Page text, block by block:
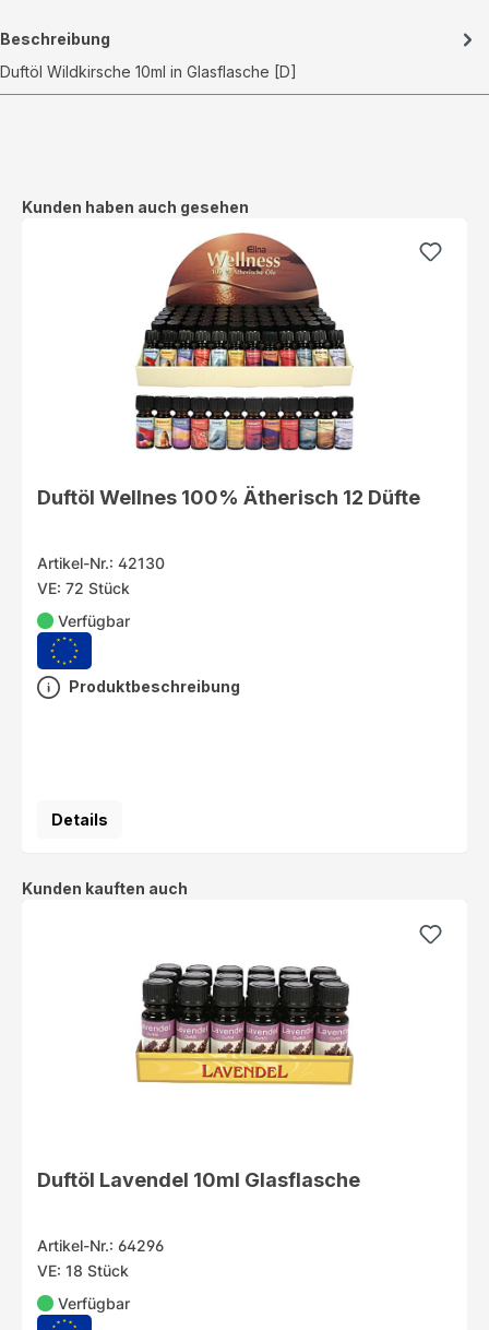
Beschreibung
Duftöl Wildkirsche 10ml in Glasflasche [D]
Produktgalerie überspringen
Kunden haben auch gesehen
Duftöl Wellnes 100% Ätherisch 12 Düfte
Artikel-Nr.: 42130
VE: 72 Stück
Verfügbar
Produktbeschreibung
Details
Produktgalerie überspringen
Kunden kauften auch
Duftöl Lavendel 10ml Glasflasche
Artikel-Nr.: 64296
VE: 18 Stück
Verfügbar